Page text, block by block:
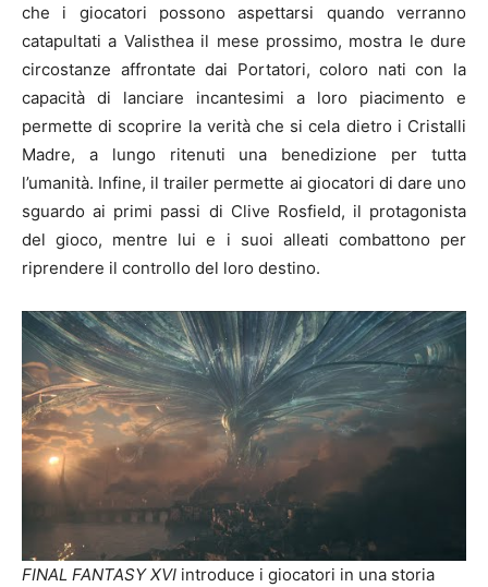
che i giocatori possono aspettarsi quando verranno
catapultati a Valisthea il mese prossimo, mostra le dure
circostanze affrontate dai Portatori, coloro nati con la
capacità di lanciare incantesimi a loro piacimento e
permette di scoprire la verità che si cela dietro i Cristalli
Madre, a lungo ritenuti una benedizione per tutta
l’umanità. Infine, il trailer permette ai giocatori di dare uno
sguardo ai primi passi di Clive Rosfield, il protagonista
del gioco, mentre lui e i suoi alleati combattono per
riprendere il controllo del loro destino.
FINAL FANTASY XVI introduce i giocatori in una storia